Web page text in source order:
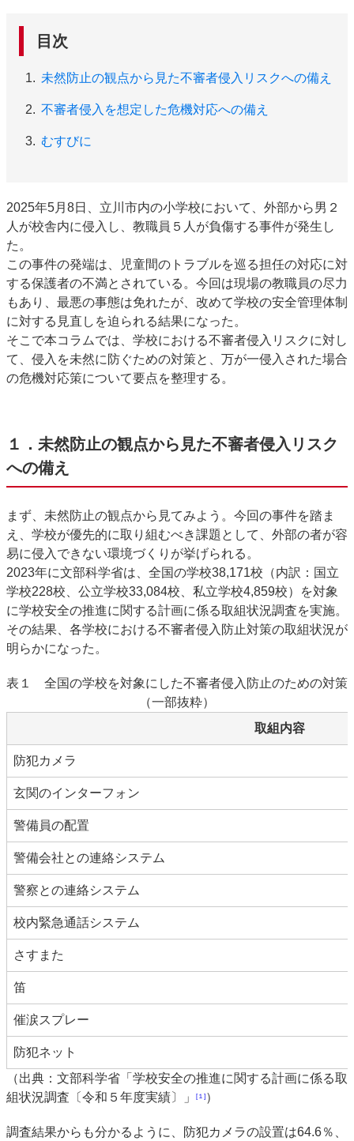
目次
未然防止の観点から見た不審者侵入リスクへの備え
不審者侵入を想定した危機対応への備え
むすびに
2025年5月8日、立川市内の小学校において、外部から男２
人が校舎内に侵入し、教職員５人が負傷する事件が発生し
た。
この事件の発端は、児童間のトラブルを巡る担任の対応に対
する保護者の不満とされている。今回は現場の教職員の尽力
もあり、最悪の事態は免れたが、改めて学校の安全管理体制
に対する見直しを迫られる結果になった。
そこで本コラムでは、学校における不審者侵入リスクに対し
て、侵入を未然に防ぐための対策と、万が一侵入された場合
の危機対応策について要点を整理する。
１．未然防止の観点から見た不審者侵入リスク
への備え
まず、未然防止の観点から見てみよう。今回の事件を踏ま
え、学校が優先的に取り組むべき課題として、 外部の者が容
易に侵入できない環境づくり が挙げられる。
2023年に文部科学省は、全国の学校38,171校（内訳：国立
学校228校、公立学校33,084校、私立学校4,859校）を対象
に学校安全の推進に関する計画に係る取組状況調査を実施。
その結果、各学校における不審者侵入防止対策の取組状況が
明らかになった。
表１ 全国の学校を対象にした不審者侵入防止のための対策
（一部抜粋）
取組内容
防犯カメラ
玄関のインターフォン
警備員の配置
警備会社との連絡システム
警察との連絡システム
校内緊急通話システム
さすまた
笛
催涙スプレー
防犯ネット
（出典：文部科学省「学校安全の推進に関する計画に係る取
組状況調査〔令和５年度実績〕」
[１] ）
調査結果からも分かるように、防犯カメラの設置は64.6％、